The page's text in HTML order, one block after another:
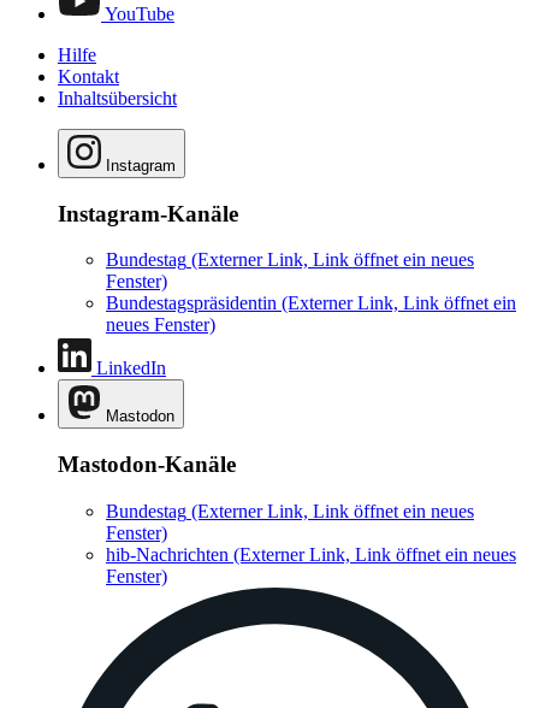
YouTube
Hilfe
Kontakt
Inhaltsübersicht
Instagram
Instagram-Kanäle
Bundestag (Externer Link, Link öffnet ein neues
Fenster)
Bundestagspräsidentin (Externer Link, Link öffnet ein
neues Fenster)
LinkedIn
Mastodon
Mastodon-Kanäle
Bundestag (Externer Link, Link öffnet ein neues
Fenster)
hib-Nachrichten (Externer Link, Link öffnet ein neues
Fenster)